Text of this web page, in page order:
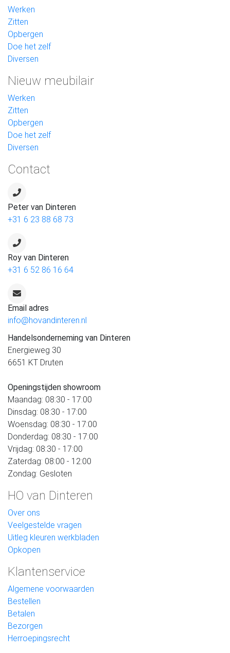
Werken
Zitten
Opbergen
Doe het zelf
Diversen
Nieuw meubilair
Werken
Zitten
Opbergen
Doe het zelf
Diversen
Contact
Peter van Dinteren
+31 6 23 88 68 73
Roy van Dinteren
+31 6 52 86 16 64
Email adres
info@hovandinteren.nl
Handelsonderneming van Dinteren
Energieweg 30
6651 KT Druten
Openingstijden showroom
Maandag: 08:30 - 17:00
Dinsdag: 08:30 - 17:00
Woensdag: 08:30 - 17:00
Donderdag: 08:30 - 17:00
Vrijdag: 08:30 - 17:00
Zaterdag: 08:00 - 12:00
Zondag: Gesloten
HO van Dinteren
Over ons
Veelgestelde vragen
Uitleg kleuren werkbladen
Opkopen
Klantenservice
Algemene voorwaarden
Bestellen
Betalen
Bezorgen
Herroepingsrecht